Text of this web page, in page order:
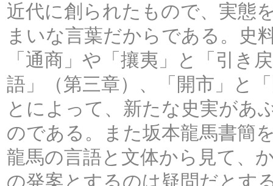
近代に創られたもので、実態
まいな言葉だからである。史
「通商」や「攘夷」と「引き
語」（第三章）、「開市」と
とによって、新たな史実があ
のである。また坂本龍馬書簡
龍馬の言語と文体から見て、
の発案とするのは疑問だとす